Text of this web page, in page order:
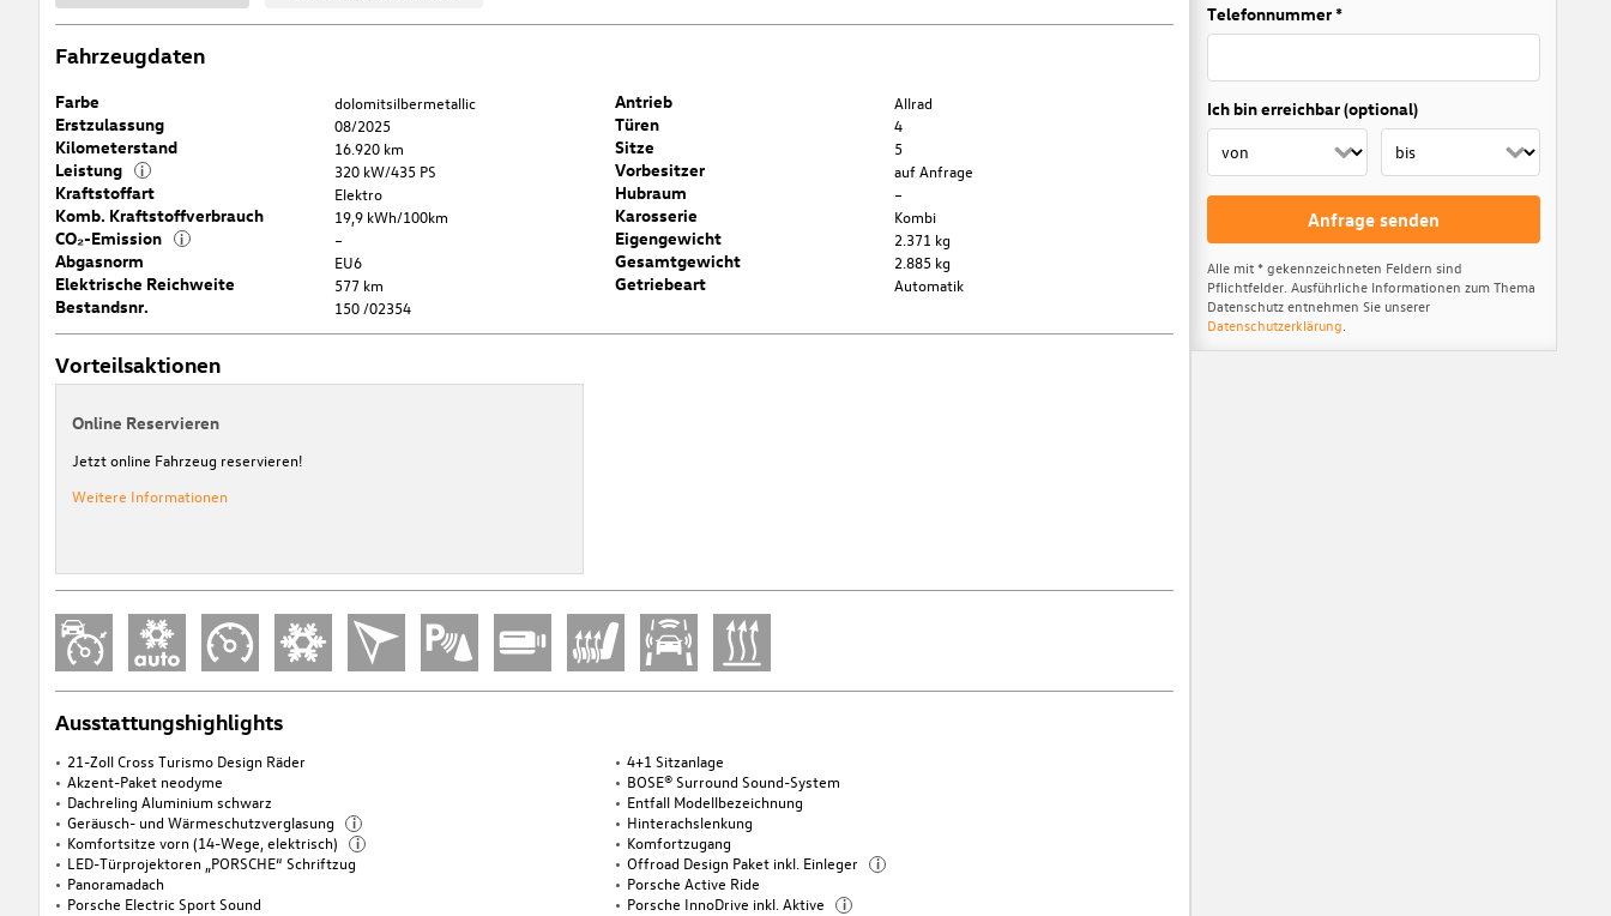
Fahrzeugdaten
Farbe dolomitsilbermetallic
Erstzulassung 08/2025
Kilometerstand 16.920 km
Leistung i 320 kW/435 PS
Kraftstoffart Elektro
Komb. Kraftstoffverbrauch 19,9 kWh/100km
CO₂-Emission i –
Abgasnorm EU6
Elektrische Reichweite 577 km
Bestandsnr. 150 /02354
Antrieb Allrad
Türen 4
Sitze 5
Vorbesitzer auf Anfrage
Hubraum –
Karosserie Kombi
Eigengewicht 2.371 kg
Gesamtgewicht 2.885 kg
Getriebeart Automatik
Vorteilsaktionen
Online Reservieren
Jetzt online Fahrzeug reservieren!
Weitere Informationen
Ausstattungshighlights
21-Zoll Cross Turismo Design Räder
4+1 Sitzanlage
Akzent-Paket neodyme
BOSE® Surround Sound-System
Dachreling Aluminium schwarz
Entfall Modellbezeichnung
Geräusch- und Wärmeschutzverglasung
i
Hinterachslenkung
Komfortsitze vorn (14-Wege, elektrisch)
i
Komfortzugang
LED-Türprojektoren „PORSCHE“ Schriftzug
Offroad Design Paket inkl. Einleger i
Panoramadach
Porsche Active Ride
Porsche Electric Sport Sound
Porsche InnoDrive inkl. Aktive i
Telefonnummer *
Ich bin erreichbar (optional)
Anfrage senden
Alle mit * gekennzeichneten Feldern sind
Pflichtfelder. Ausführliche Informationen zum Thema
Datenschutz entnehmen Sie unserer
Datenschutzerklärung